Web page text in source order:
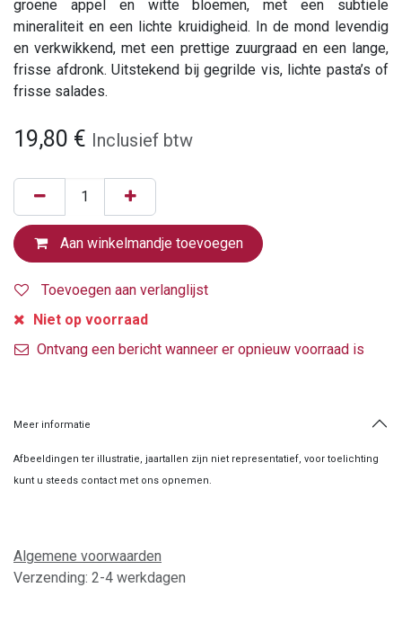
groene appel en witte bloemen, met een subtiele
mineraliteit en een lichte kruidigheid. In de mond levendig
en verkwikkend, met een prettige zuurgraad en een lange,
frisse afdronk. Uitstekend bij gegrilde vis, lichte pasta’s of
frisse salades.
19,80 € Inclusief btw
Aan winkelmandje toevoegen
Toevoegen aan verlanglijst
Niet op voorraad
Ontvang een bericht wanneer er opnieuw voorraad is
Meer informatie
Afbeeldingen ter illustratie, jaartallen zijn niet representatief, voor toelichting
kunt u steeds contact met ons opnemen.
Algemene voorwaarden
Verzending: 2-4 werkdagen